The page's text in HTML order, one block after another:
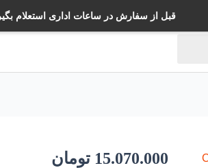
قبل از سفارش در ساعات اداری استعلام
15.070.000 تومان